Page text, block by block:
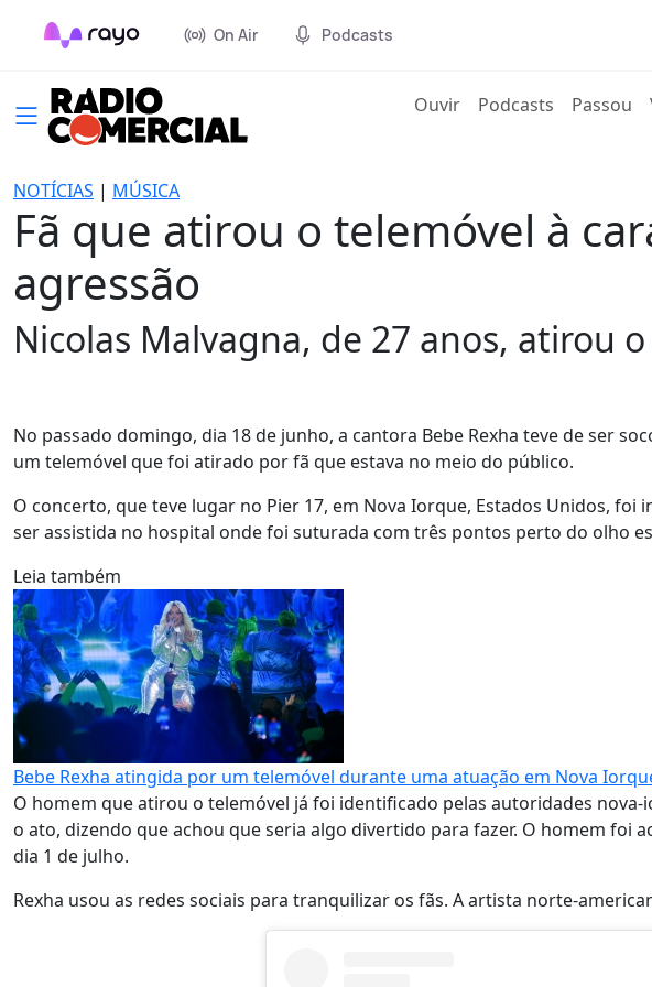
On Air Podcasts
Ouvir(current)
Podcasts Passou
NOTÍCIAS | MÚSICA
Fã que atirou o telemóvel à
agressão
Nicolas Malvagna, de 27 anos, atirou
No passado domingo, dia 18 de junho, a cantora Bebe Rexha teve de ser
um telemóvel que foi atirado por fã que estava no meio do público.
O concerto, que teve lugar no Pier 17, em Nova Iorque, Estados Unidos,
ser assistida no hospital onde foi suturada com três pontos perto do olho
Leia também
Bebe Rexha atingida por um telemóvel durante uma atuação em Nova
O homem que atirou o telemóvel já foi identificado pelas autoridades
o ato, dizendo que achou que seria algo divertido para fazer. O homem foi
dia 1 de julho.
Rexha usou as redes sociais para tranquilizar os fãs. A artista norte-